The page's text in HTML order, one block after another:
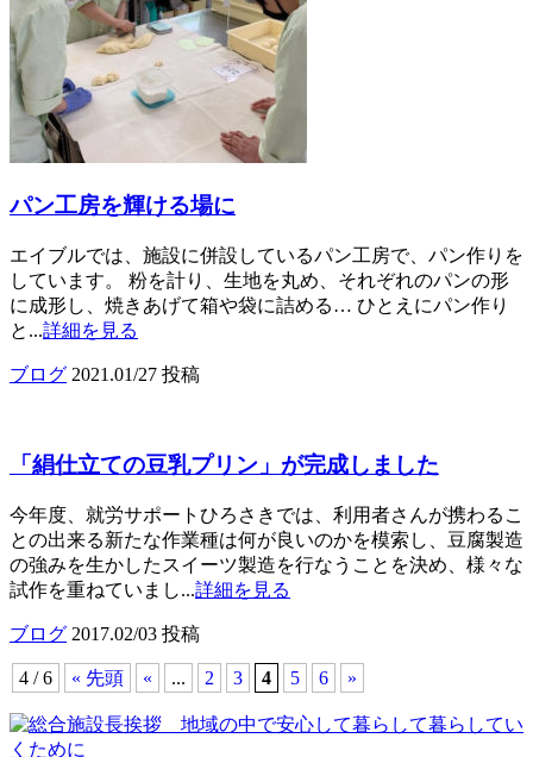
パン工房を輝ける場に
エイブルでは、施設に併設しているパン工房で、パン作りを
しています。 粉を計り、生地を丸め、それぞれのパンの形
に成形し、焼きあげて箱や袋に詰める… ひとえにパン作り
と...詳細を見る
ブログ 2021.01/27 投稿
「絹仕立ての豆乳プリン」が完成しました
今年度、就労サポートひろさきでは、利用者さんが携わるこ
との出来る新たな作業種は何が良いのかを模索し、豆腐製造
の強みを生かしたスイーツ製造を行なうことを決め、様々な
試作を重ねていまし...詳細を見る
ブログ 2017.02/03 投稿
4 / 6 « 先頭 « ... 2 3 4 5 6 »